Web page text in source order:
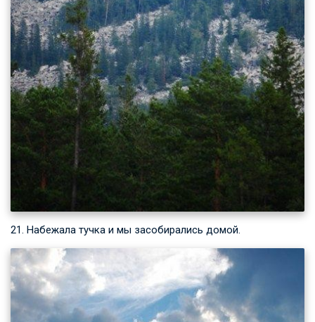
21. Набежала тучка и мы засобирались домой.